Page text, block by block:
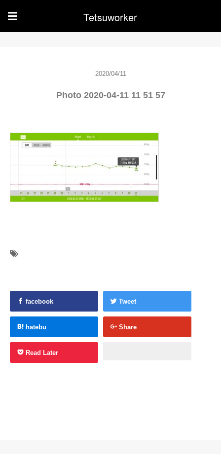
☰ Tetsuworker
2020/04/11
Photo 2020-04-11 11 51 57
facebook Tweet
hatebu Share
Read Later